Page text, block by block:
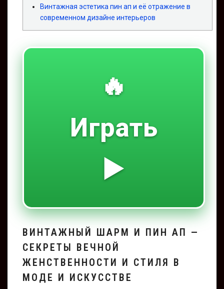
Винтажная эстетика пин ап и её отражение в
современном дизайне интерьеров
🔥
Играть
▶️
ВИНТАЖНЫЙ ШАРМ И ПИН АП —
СЕКРЕТЫ ВЕЧНОЙ
ЖЕНСТВЕННОСТИ И СТИЛЯ В
МОДЕ И ИСКУССТВЕ